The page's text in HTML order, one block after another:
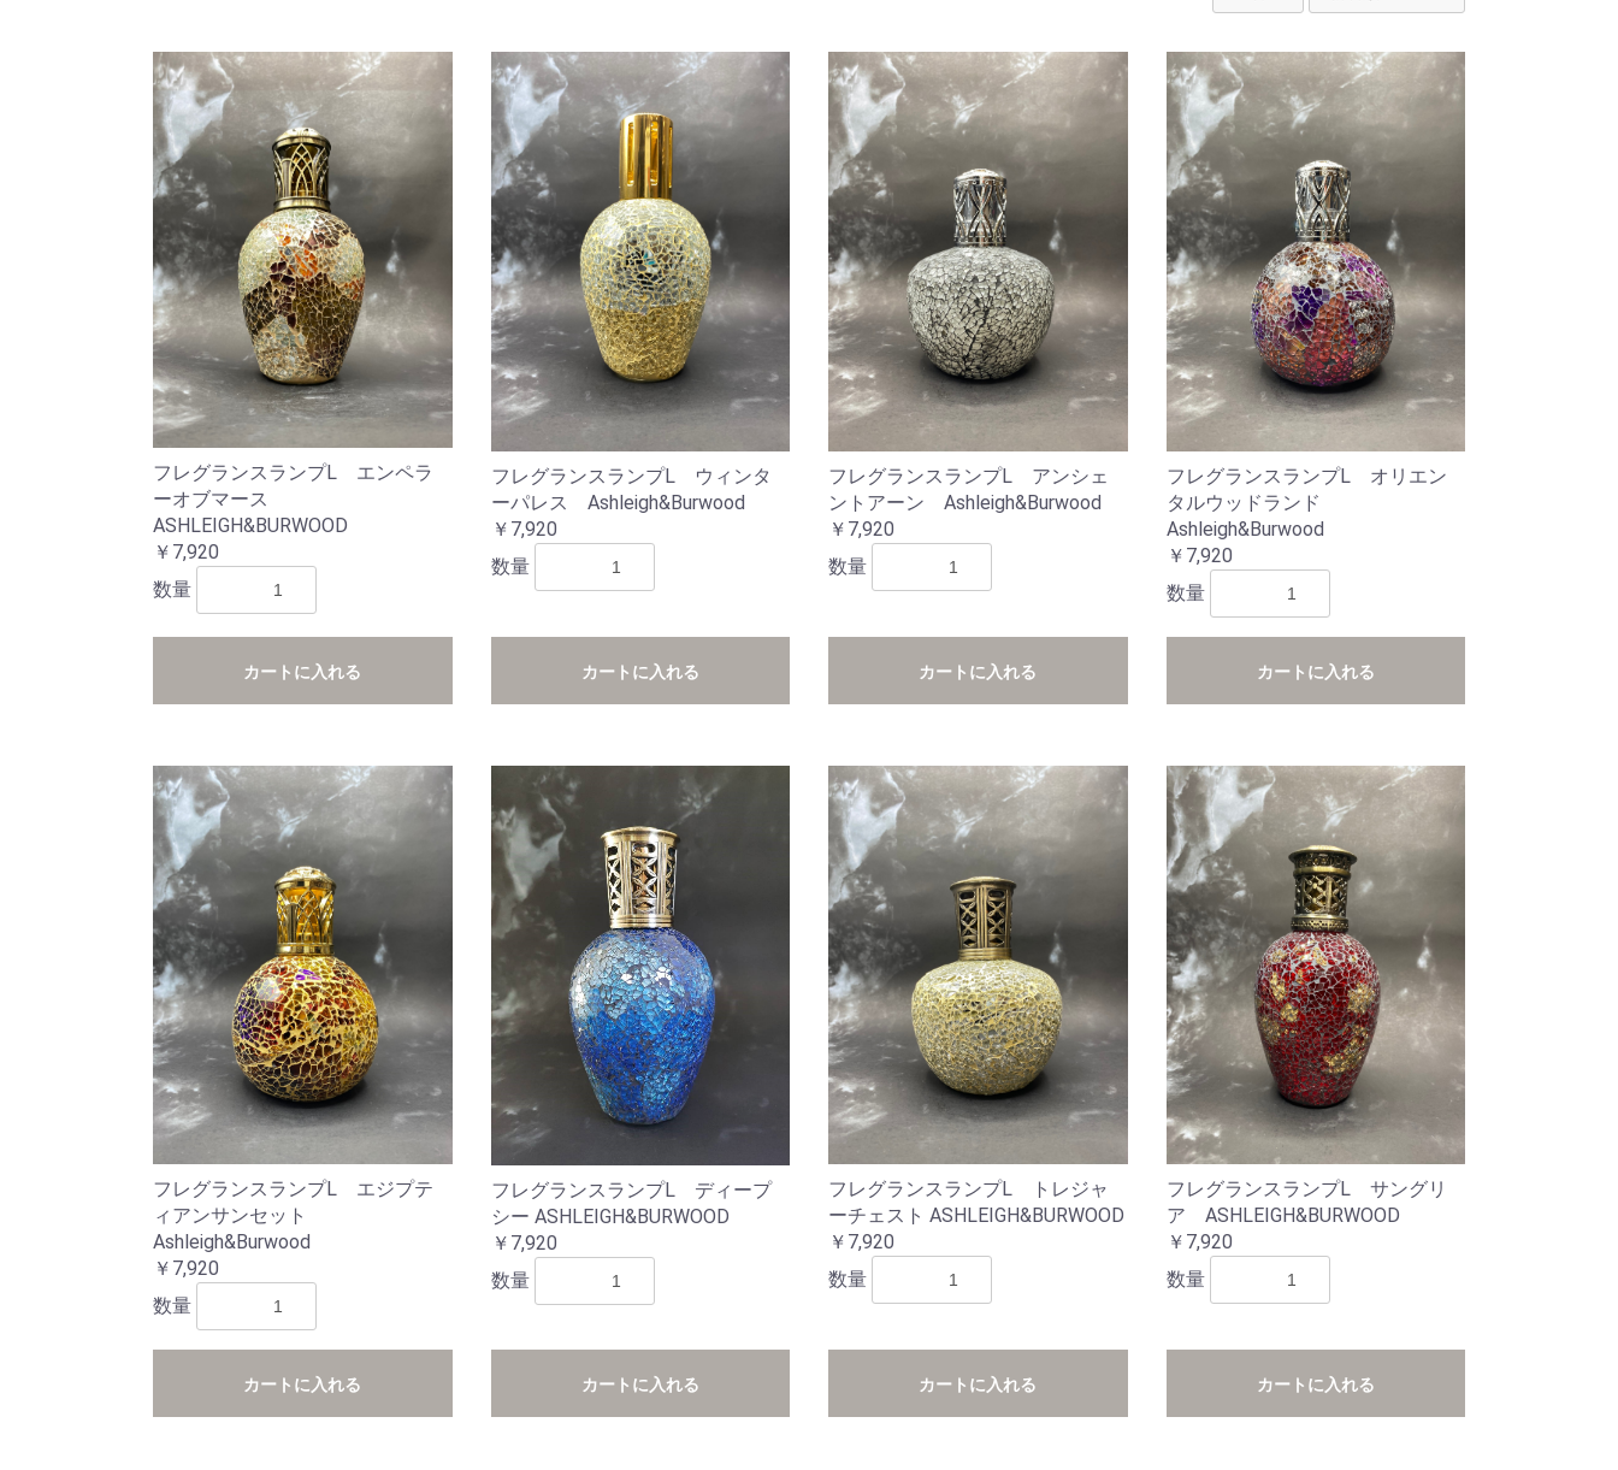
フレグランスランプL エンペラ
ーオブマース
ASHLEIGH&BURWOOD
￥7,920
数量
カートに入れる
フレグランスランプL ウィンタ
ーパレス Ashleigh&Burwood
￥7,920
数量
カートに入れる
フレグランスランプL アンシェ
ントアーン Ashleigh&Burwood
￥7,920
数量
カートに入れる
フレグランスランプL オリエン
タルウッドランド
Ashleigh&Burwood
￥7,920
数量
カートに入れる
フレグランスランプL エジプテ
ィアンサンセット
Ashleigh&Burwood
￥7,920
数量
カートに入れる
フレグランスランプL ディープ
シー ASHLEIGH&BURWOOD
￥7,920
数量
カートに入れる
フレグランスランプL トレジャ
ーチェスト ASHLEIGH&BURWOOD
￥7,920
数量
カートに入れる
フレグランスランプL サングリ
ア ASHLEIGH&BURWOOD
￥7,920
数量
カートに入れる